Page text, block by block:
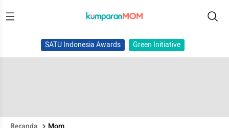
SATU Indonesia Awards Green Initiative